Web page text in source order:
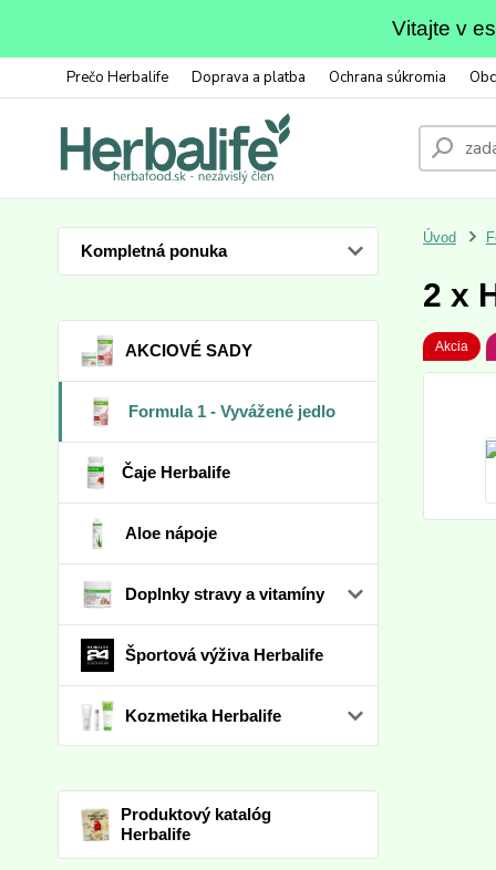
Vitajte v
Prečo Herbalife Doprava a platba Ochrana súkromia
Kompletná ponuka
AKCIOVÉ SADY
Formula 1 - Vyvážené jedlo
Čaje Herbalife
Aloe nápoje
Doplnky stravy a vitamíny
Športová výživa Herbalife
Kozmetika Herbalife
Produktový katalóg
Herbalife
Úvod
2 x
Akcia